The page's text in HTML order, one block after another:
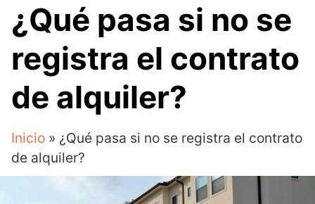
¿Qué pasa si no se
registra el contrato
de alquiler?
Inicio » ¿Qué pasa si no se registra el contrato
de alquiler?